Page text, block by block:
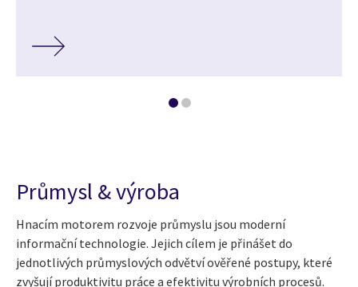
Průmysl & výroba
Hnacím motorem rozvoje průmyslu jsou moderní
informační technologie. Jejich cílem je přinášet do
jednotlivých průmyslových odvětví ověřené postupy, které
zvyšují produktivitu práce a efektivitu výrobních procesů.